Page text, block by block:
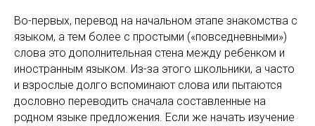
Во-первых, перевод на начальном этапе знакомства с
языком, а тем более с простыми («повседневными»)
слова это дополнительная стена между ребенком и
иностранным языком. Из-за этого школьники, а часто
и взрослые долго вспоминают слова или пытаются
дословно переводить сначала составленные на
родном языке предложения. Если же начать изучение